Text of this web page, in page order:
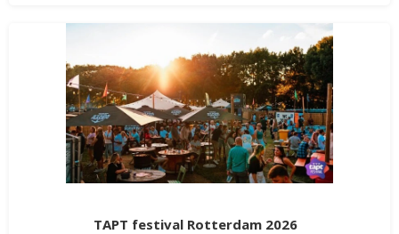
TAPT festival Rotterdam 2026